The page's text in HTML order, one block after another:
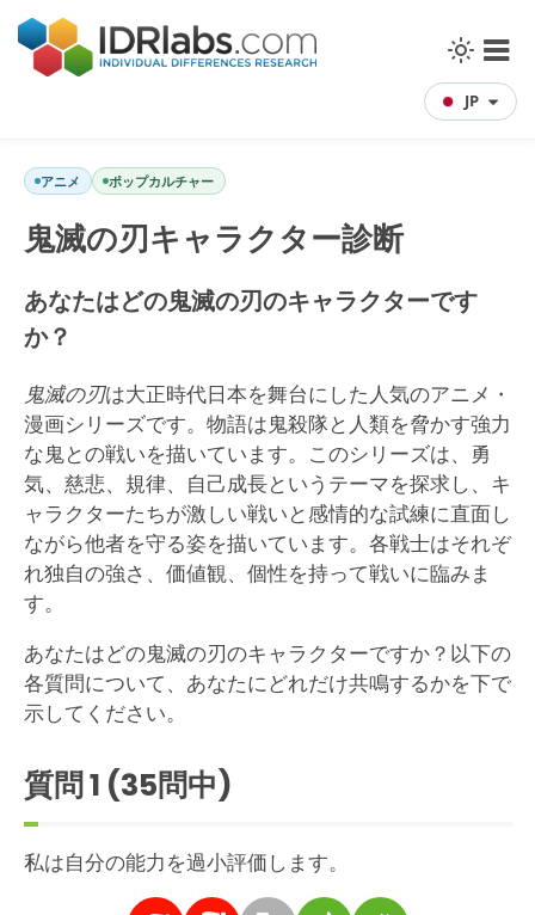
JP
アニメ ポップカルチャー
鬼滅の刃キャラクター診断
あなたはどの鬼滅の刃のキャラクターです
か？
鬼滅の刃は大正時代日本を舞台にした人気のアニメ・
漫画シリーズです。物語は鬼殺隊と人類を脅かす強力
な鬼との戦いを描いています。このシリーズは、勇
気、慈悲、規律、自己成長というテーマを探求し、キ
ャラクターたちが激しい戦いと感情的な試練に直面し
ながら他者を守る姿を描いています。各戦士はそれぞ
れ独自の強さ、価値観、個性を持って戦いに臨みま
す。
あなたはどの鬼滅の刃のキャラクターですか？以下の
各質問について、あなたにどれだけ共鳴するかを下で
示してください。
質問1 (35問中)
私は自分の能力を過小評価します。